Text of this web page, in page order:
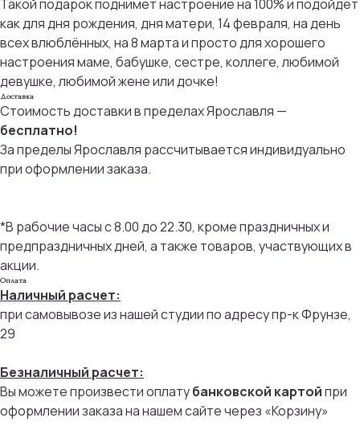
Такой подарок поднимет настроение на 100% и подойдёт
как для дня рождения, дня матери, 14 февраля, на день
всех влюблённых, на 8 марта и просто для хорошего
настроения маме, бабушке, сестре, коллеге, любимой
девушке, любимой жене или дочке!
Доставка
Стоимость доставки в пределах Ярославля —
бесплатно!
За пределы Ярославля рассчитывается индивидуально
при оформлении заказа.
*В рабочие часы с 8.00 до 22.30, кроме праздничных и
предпраздничных дней, а также товаров, участвующих в
акции.
Оплата
Наличный расчет:
при самовывозе из нашей студии по адресу пр-к Фрунзе,
29
Безналичный расчет:
Вы можете произвести оплатубанковской картойпри
оформлении заказа на нашем сайте через «Корзину»